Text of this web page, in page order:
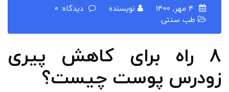
نویسنده
دیدگاه: 0
طب سنتی
8 راه برای کاهش پیری
زودرس پوست چیست؟